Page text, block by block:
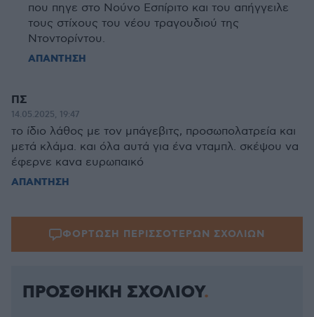
που πηγε στο Νούνο Εσπίριτο και του απήγγειλε
τους στίχους του νέου τραγουδιού της
Ντοντορίντου.
ΑΠΑΝΤΗΣΗ
ΠΣ
14.05.2025, 19:47
το ίδιο λάθος με τον μπάγεβιτς, προσωπολατρεία και
μετά κλάμα. και όλα αυτά για ένα νταμπλ. σκέψου να
έφερνε κανα ευρωπαικό
ΑΠΑΝΤΗΣΗ
ΦΟΡΤΩΣΗ ΠΕΡΙΣΣΟΤΕΡΩΝ ΣΧΟΛΙΩΝ
ΠΡΟΣΘΗΚΗ ΣΧΟΛΙΟΥ